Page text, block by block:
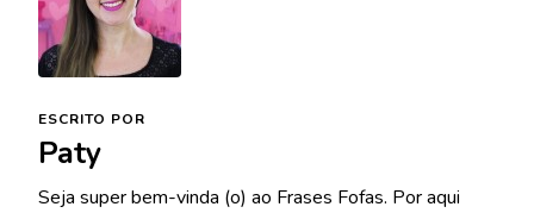
ESCRITO POR
Paty
Seja super bem-vinda (o) ao Frases Fofas. Por aqui